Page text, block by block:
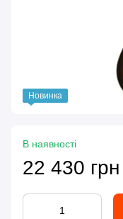
Новинка
В наявності
22 430 грн